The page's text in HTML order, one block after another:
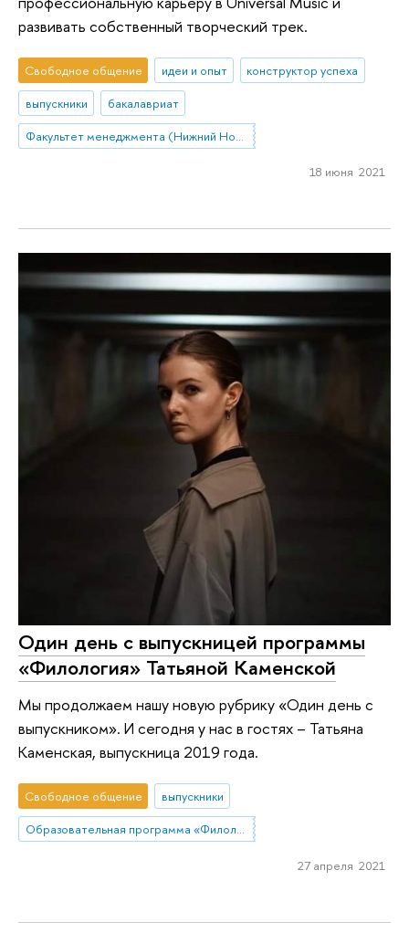
развивать собственный творческий трек.
Свободное общение идеи и опыт
конструктор успеха
выпускники
бакалавриат
Факультет менеджмента (Нижний Новгород)
18 июня 2021
Один день с выпускницей программы
«Филология» Татьяной Каменской
Мы продолжаем нашу новую рубрику «Один день с
выпускником». И сегодня у нас в гостях – Татьяна
Каменская, выпускница 2019 года.
Свободное общение
выпускники
Образовательная программа «Филология»
27 апреля 2021